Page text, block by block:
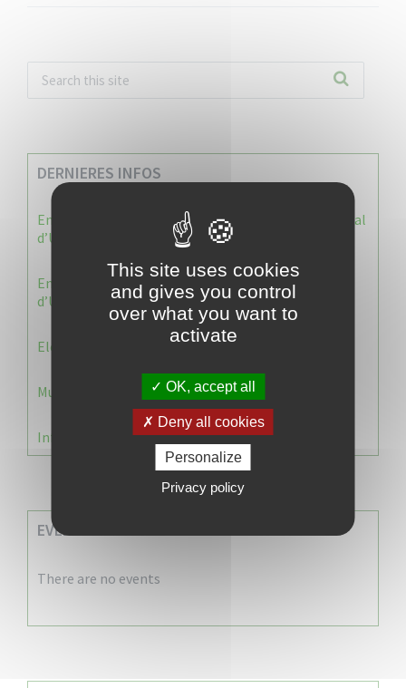
DERNIERES INFOS
Enquête publique : Dossier Modification du Plan Local
d’Urbanisme du Vauclin
Enquête publique : 1 ère modification du Plan Local
d’Urbanisme (PLU) de la commune du Vauclin.
Election 2026 : Commission de contrôle
Municipale 2026 : Transfert du Bureau de Vote n°2
Information Élections – Carte Électorale
EVENEMENTS A VENIR
There are no events
This site uses cookies
and gives you control
over what you want to
activate
OK, accept all
Deny all cookies
Personalize
Privacy policy